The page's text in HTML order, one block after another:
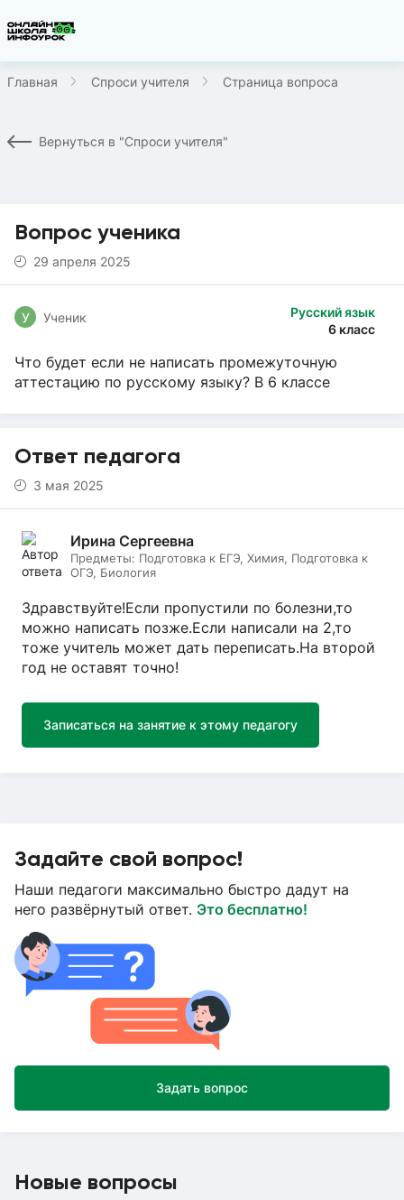
Главная Спроси учителя Страница вопроса
Вернуться в "Спроси учителя"
Вопрос ученика
29 апреля 2025
Русский язык
6 класс
У Ученик
Что будет если не написать промежуточную
аттестацию по русскому языку? В 6 классе
Ответ педагога
3 мая 2025
Ирина Сергеевна
Предметы: Подготовка к ЕГЭ, Химия, Подготовка к
ОГЭ, Биология
Здравствуйте!Если пропустили по болезни,то
можно написать позже.Если написали на 2,то
тоже учитель может дать переписать.На второй
год не оставят точно!
Записаться на занятие к этому педагогу
Задайте свой вопрос!
Наши педагоги максимально быстро дадут на
него развёрнутый ответ. Это бесплатно!
Задать вопрос
Новые вопросы